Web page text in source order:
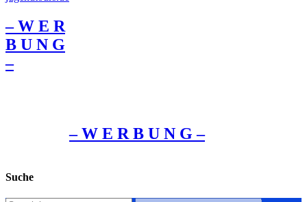
– W Ε R
Β U Ν G
–
– W Ε R Β U Ν G –
Suche